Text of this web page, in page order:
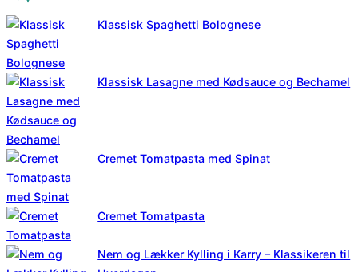
Klassisk Spaghetti Bolognese
Klassisk Lasagne med Kødsauce og Bechamel
Cremet Tomatpasta med Spinat
Cremet Tomatpasta
Nem og Lækker Kylling i Karry – Klassikeren til